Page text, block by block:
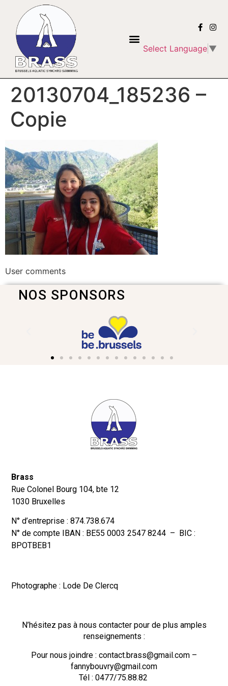
Select Language ▼
20130704_185236 –
Copie
User comments
NOS SPONSORS
Brass
Rue Colonel Bourg 104, bte 12
1030 Bruxelles
N° d’entreprise : 874.738.674
N° de compte IBAN : BE55 0003 2547 8244 – BIC :
BPOTBEB1
Photographe : Lode De Clercq
N’hésitez pas à nous contacter pour de plus amples
renseignements :
Pour nous joindre : contact.brass@gmail.com –
fannybouvry@gmail.com
Tél : 0477/75.88.82